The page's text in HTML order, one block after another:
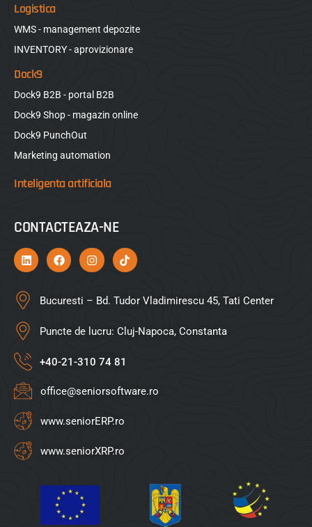
Logistica
WMS - management depozite
INVENTORY - aprovizionare
Dock9
Dock9 B2B - portal B2B
Dock9 Shop - magazin online
Dock9 PunchOut
Marketing automation
Inteligenta artificiala
CONTACTEAZA-NE
Bucuresti – Bd. Tudor Vladimirescu 45, Tati Center
Puncte de lucru: Cluj-Napoca, Constanta
+40-21-310 74 81
office@seniorsoftware.ro
www.seniorERP.ro
www.seniorXRP.ro